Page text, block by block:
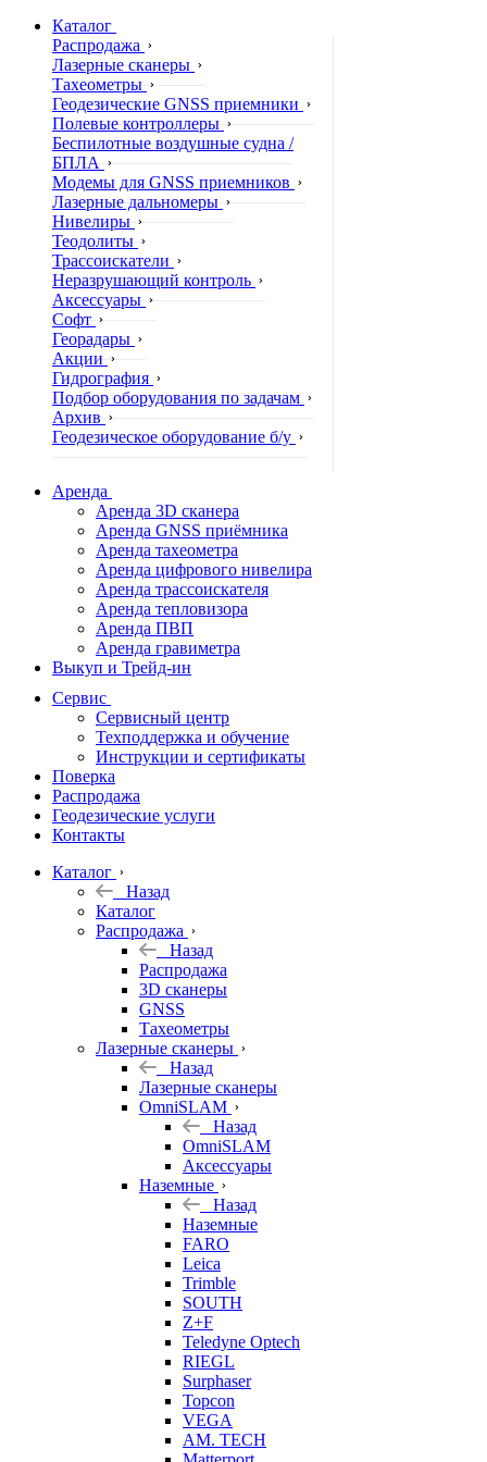
Каталог
Распродажа
Лазерные сканеры
Тахеометры
Геодезические GNSS приемники
Полевые контроллеры
Беспилотные воздушные судна /
БПЛА
Модемы для GNSS приемников
Лазерные дальномеры
Нивелиры
Теодолиты
Трассоискатели
Неразрушающий контроль
Аксессуары
Софт
Георадары
Акции
Гидрография
Подбор оборудования по задачам
Архив
Геодезическое оборудование б/у
Аренда
Аренда 3D сканера
Аренда GNSS приёмника
Аренда тахеометра
Аренда цифрового нивелира
Аренда трассоискателя
Аренда тепловизора
Аренда ПВП
Аренда гравиметра
Выкуп и Трейд-ин
Сервис
Сервисный центр
Техподдержка и обучение
Инструкции и сертификаты
Поверка
Распродажа
Геодезические услуги
Контакты
Каталог
Назад
Каталог
Распродажа
Назад
Распродажа
3D сканеры
GNSS
Тахеометры
Лазерные сканеры
Назад
Лазерные сканеры
OmniSLAM
Назад
OmniSLAM
Аксессуары
Наземные
Назад
Наземные
FARO
Leica
Trimble
SOUTH
Z+F
Teledyne Optech
RIEGL
Surphaser
Topcon
VEGA
AM. TECH